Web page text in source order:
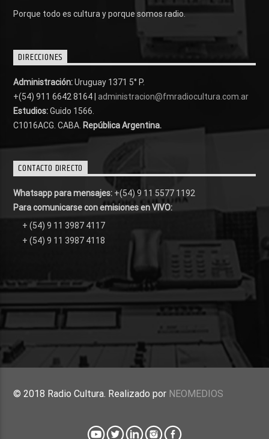
Porque todo es cultura y porque somos radio.
DIRECCIONES
Administración:Uruguay 1371 5° P.
+(54) 911 6642 8164 | administracion@fmradiocultura.com.ar
Estudios:Guido 1566.
C1016ACG . CABA. República Argentina.
CONTACTO DIRECTO
Whatsapp para mensajes: +(54) 9 11 5577 1192
Para comunicarse con emisiones en VIVO:
+ (54) 9 11 3987 4117
+ (54) 9 11 3987 4118
© 2018 Radio Cultura. Realizado por NEOMEDIOS